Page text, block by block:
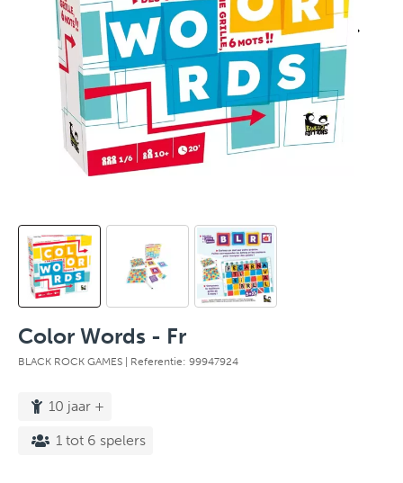
Color Words - Fr
BLACK ROCK GAMES | Referentie: 99947924
10 jaar +
1 tot 6 spelers